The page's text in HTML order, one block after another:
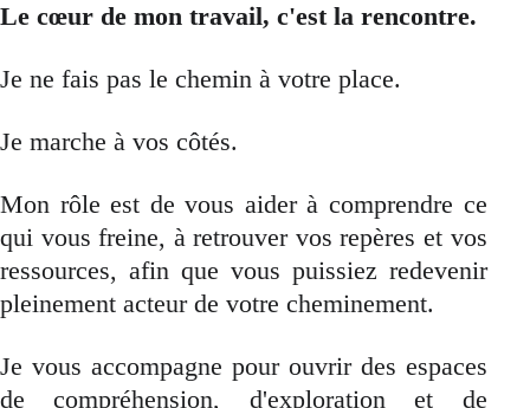
Le cœur de mon travail, c'est la rencontre.
Je ne fais pas le chemin à votre place.
Je marche à vos côtés.
Mon rôle est de vous aider à comprendre ce
qui vous freine, à retrouver vos repères et vos
ressources, afin que vous puissiez redevenir
pleinement acteur de votre cheminement.
Je vous accompagne pour ouvrir des espaces
de compréhension, d'exploration et de